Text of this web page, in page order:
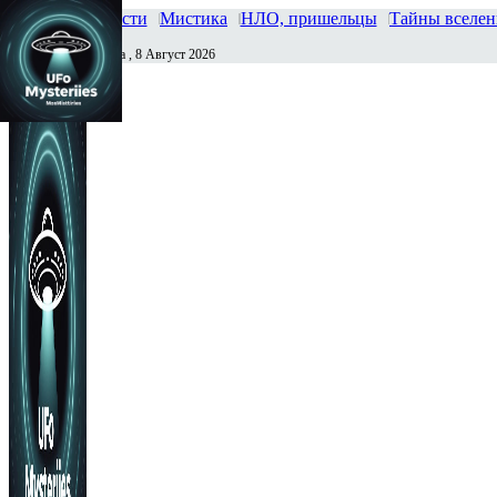
Главная Новости Мистика НЛО, пришельцы Тайны
Сегодня Суббота , 8 Август 2026